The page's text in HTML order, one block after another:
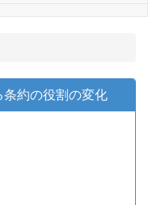
約の役割の変化